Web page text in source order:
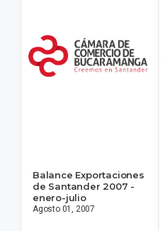
Balance Exportaciones
de Santander 2007 -
enero-julio
Agosto 01, 2007